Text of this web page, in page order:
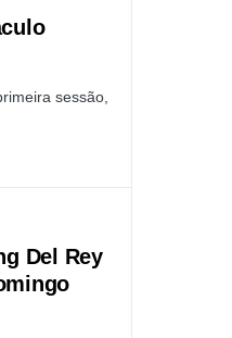
sessão,
Del Rey